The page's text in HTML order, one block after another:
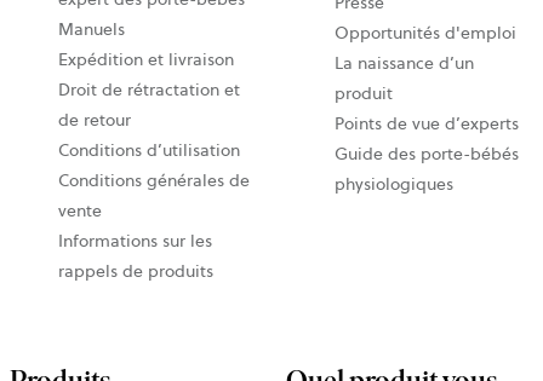
Manuels
Expédition et livraison
Droit de rétractation et
de retour
Conditions d’utilisation
Conditions générales de
vente
Informations sur les
rappels de produits
Opportunités d'emploi
La naissance d’un
produit
Points de vue d’experts
Guide des porte-bébés
physiologiques